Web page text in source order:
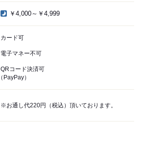
￥4,000～￥4,999
カード可
電子マネー不可
QRコード決済可
（PayPay）
※お通し代220円（税込）頂いております。